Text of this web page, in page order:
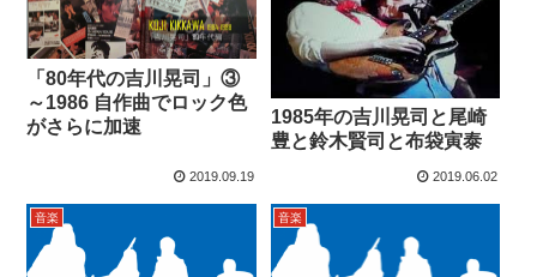
「80年代の吉川晃司」③
～1986 自作曲でロック色
がさらに加速
2019.09.19
1985年の吉川晃司と尾崎
豊と鈴木賢司と布袋寅泰
2019.06.02
音楽 音楽